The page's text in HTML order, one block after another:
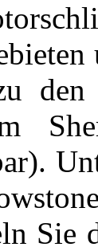
Sie